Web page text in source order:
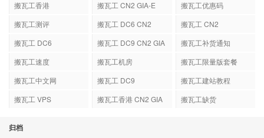
搬瓦工香港
搬瓦工 CN2 GIA-E
搬瓦工优惠码
搬瓦工测评
搬瓦工 DC6 CN2
搬瓦工 CN2
搬瓦工 DC6
搬瓦工 DC9 CN2 GIA
搬瓦工补货通知
搬瓦工速度
搬瓦工机房
搬瓦工限量版套餐
搬瓦工中文网
搬瓦工 DC9
搬瓦工建站教程
搬瓦工 VPS
搬瓦工香港 CN2 GIA 搬瓦工缺货
归档